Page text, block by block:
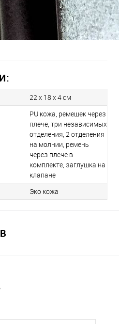
22 x 18 x 4 см
PU кожа, ремешек через
плече, три независимых
отделения, 2 отделения
на молнии, ремень
через плече в
комплекте, заглушка на
клапане
Эко кожа